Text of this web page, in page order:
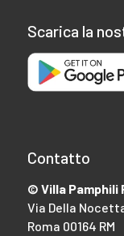
Scarica la
Contatto
© Villa Pamphili
Via Della
Roma 00164 RM